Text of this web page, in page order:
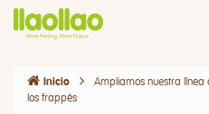
Inicio
Ampliamos nuestra línea
los frappés